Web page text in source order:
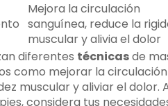
Mejora la circulación
sanguínea, reduce la
muscular y alivia el dolor
diferentes técnicasde
como mejorar la circulación
muscular y aliviar el dolor.
considera tus